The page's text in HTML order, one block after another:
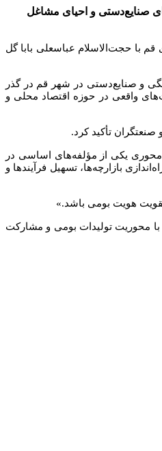
صنایع‌دستی و احیای مشاغل
با حجت‌الاسلام عباسعلی بابا گل
و صنایع‌دستی در شهر قم در گذر
واقعی در حوزه اقتصاد محلی و
تأکید کرد.
یکی از مؤلفه‌های اساسی در
بازارچه‌ها، تسهیل فرآیندها و
هویت بومی باشد.»
محوریت تولیدات بومی و مشارکت